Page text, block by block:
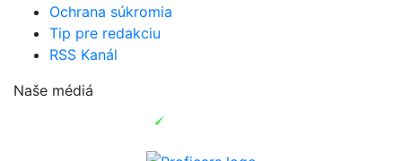
Ochrana súkromia
Tip pre redakciu
RSS Kanál
Naše médiá